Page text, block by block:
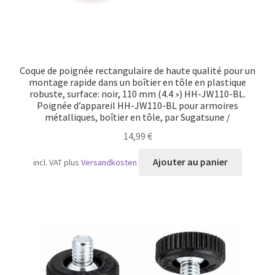
Coque de poignée rectangulaire de haute qualité pour un
montage rapide dans un boîtier en tôle en plastique
robuste, surface: noir, 110 mm (4.4 ») HH-JW110-BL.
Poignée d’appareil HH-JW110-BL pour armoires
métalliques, boîtier en tôle, par Sugatsune /
14,99 €
incl. VATplusVersandkosten Ajouter au panier